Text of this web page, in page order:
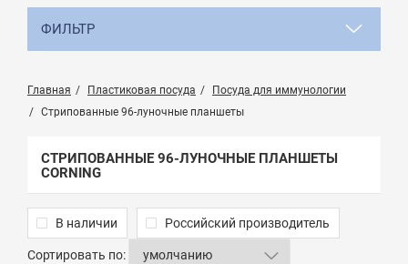
ФИЛЬТР
Главная Пластиковая посуда
Посуда для иммунологии
Стрипованные 96-луночные планшеты
СТРИПОВАННЫЕ 96-ЛУНОЧНЫЕ ПЛАНШЕТЫ
CORNING
В наличии Российский производитель
Сортировать по: